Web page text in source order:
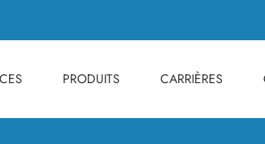
PRODUITS CARRIÈRES